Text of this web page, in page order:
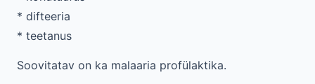
* difteeria
* teetanus
Soovitatav on ka malaaria profülaktika.